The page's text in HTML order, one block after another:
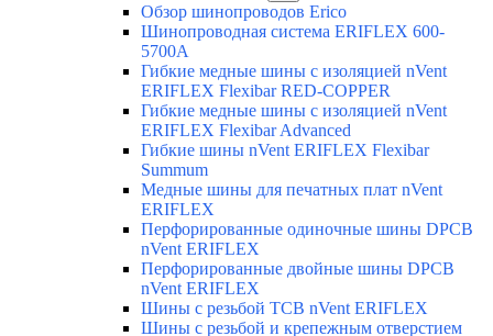
Обзор шинопроводов Erico
Шинопроводная система ERIFLEX 600-
5700A
Гибкие медные шины с изоляцией nVent
ERIFLEX Flexibar RED-COPPER
Гибкие медные шины с изоляцией nVent
ERIFLEX Flexibar Advanced
Гибкие шины nVent ERIFLEX Flexibar
Summum
Медные шины для печатных плат nVent
ERIFLEX
Перфорированные одиночные шины DPCB
nVent ERIFLEX
Перфорированные двойные шины DPCB
nVent ERIFLEX
Шины с резьбой TCB nVent ERIFLEX
Шины с резьбой и крепежным отверстием